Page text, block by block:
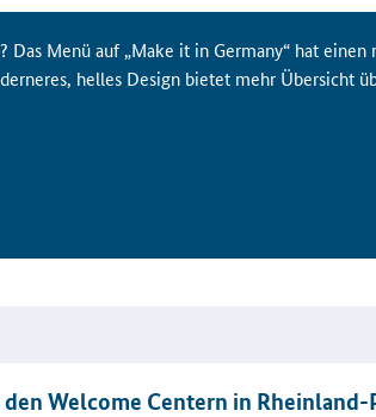
Das Menü auf „Make it in Germany“ hat einen
helles Design bietet mehr Übersicht
Welcome Centern in Rheinland-